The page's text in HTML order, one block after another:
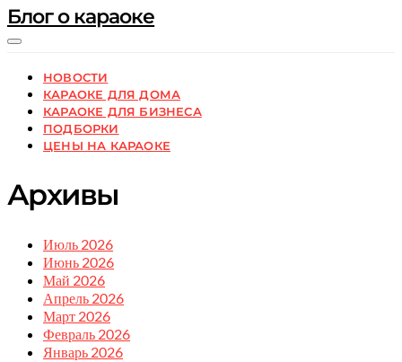
Блог о караоке
НОВОСТИ
КАРАОКЕ ДЛЯ ДОМА
КАРАОКЕ ДЛЯ БИЗНЕСА
ПОДБОРКИ
ЦЕНЫ НА КАРАОКЕ
Архивы
Июль 2026
Июнь 2026
Май 2026
Апрель 2026
Март 2026
Февраль 2026
Январь 2026